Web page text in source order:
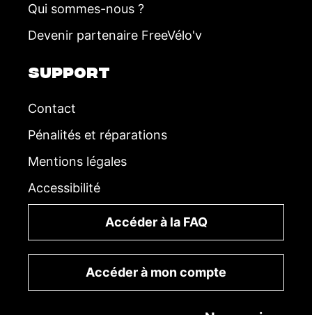
Qui sommes-nous ?
Devenir partenaire FreeVélo'v
SUPPORT
Contact
Pénalités et réparations
Mentions légales
Accessibilité
Accéder à la FAQ
Accéder à mon compte